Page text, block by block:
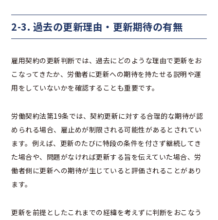
2-3. 過去の更新理由・更新期待の有無
雇用契約の更新判断では、過去にどのような理由で更新をお
こなってきたか、労働者に更新への期待を持たせる説明や運
用をしていないかを確認することも重要です。
労働契約法第19条では、契約更新に対する合理的な期待が認
められる場合、雇止めが制限される可能性があるとされてい
ます。例えば、更新のたびに特段の条件を付さず継続してき
た場合や、問題がなければ更新する旨を伝えていた場合、労
働者側に更新への期待が生じていると評価されることがあり
ます。
更新を前提としたこれまでの経緯を考えずに判断をおこなう